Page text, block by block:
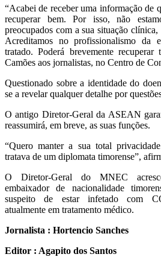
“Acabei de receber uma informação de
recuperar bem. Por isso, não
preocupados com a sua situação
Acreditamos no profissionalismo da
tratado. Poderá brevemente recuperar
Camões aos jornalistas, no Centro de
Questionado sobre a identidade do
se a revelar qualquer detalhe por
O antigo Diretor-Geral da ASEAN
reassumirá, em breve, as suas funções.
“Quero manter a sua total
tratava de um diplomata timorense”,
O Diretor-Geral do MNEC
embaixador de nacionalidade
suspeito de estar infetado com
atualmente em tratamento médico.
Jornalista : Hortencio Sanches
Editor : Agapito dos Santos